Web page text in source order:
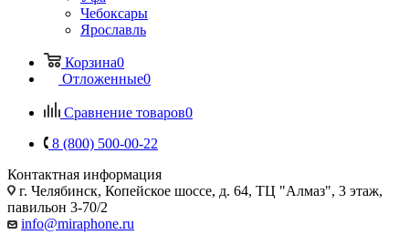
Чебоксары
Ярославль
Корзина0
Отложенные0
Сравнение товаров0
8 (800) 500-00-22
Контактная информация
г. Челябинск, Копейское шоссе, д. 64, ТЦ "Алмаз", 3 этаж,
павильон 3-70/2
info@miraphone.ru